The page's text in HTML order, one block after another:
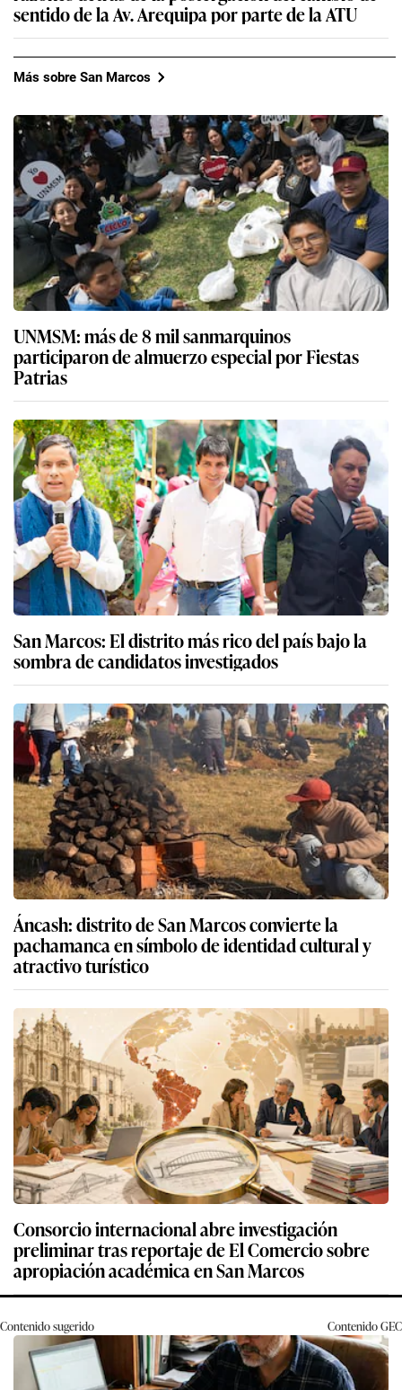
sentido de la Av. Arequipa por parte de la ATU
Más sobre San Marcos
UNMSM: más de 8 mil sanmarquinos
participaron de almuerzo especial por Fiestas
Patrias
San Marcos: El distrito más rico del país bajo la
sombra de candidatos investigados
Áncash: distrito de San Marcos convierte la
pachamanca en símbolo de identidad cultural y
atractivo turístico
Consorcio internacional abre investigación
preliminar tras reportaje de El Comercio sobre
apropiación académica en San Marcos
Contenido sugerido ContenidoGEC